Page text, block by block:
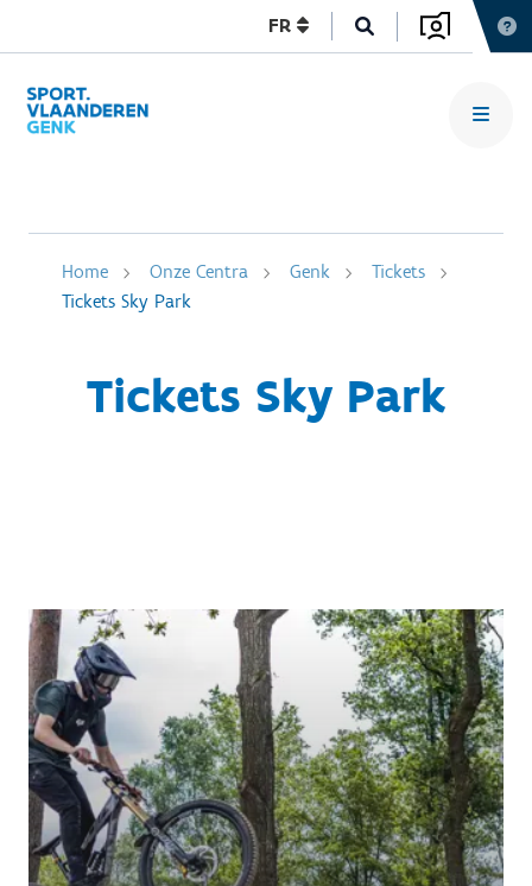
FR
Home Onze Centra Genk
Tickets
Tickets Sky Park
Tickets Sky Park